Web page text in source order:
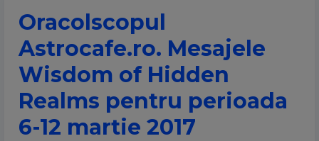
Oracolscopul
Astrocafe.ro. Mesajele
Wisdom of Hidden
Realms pentru perioada
6-12 martie 2017